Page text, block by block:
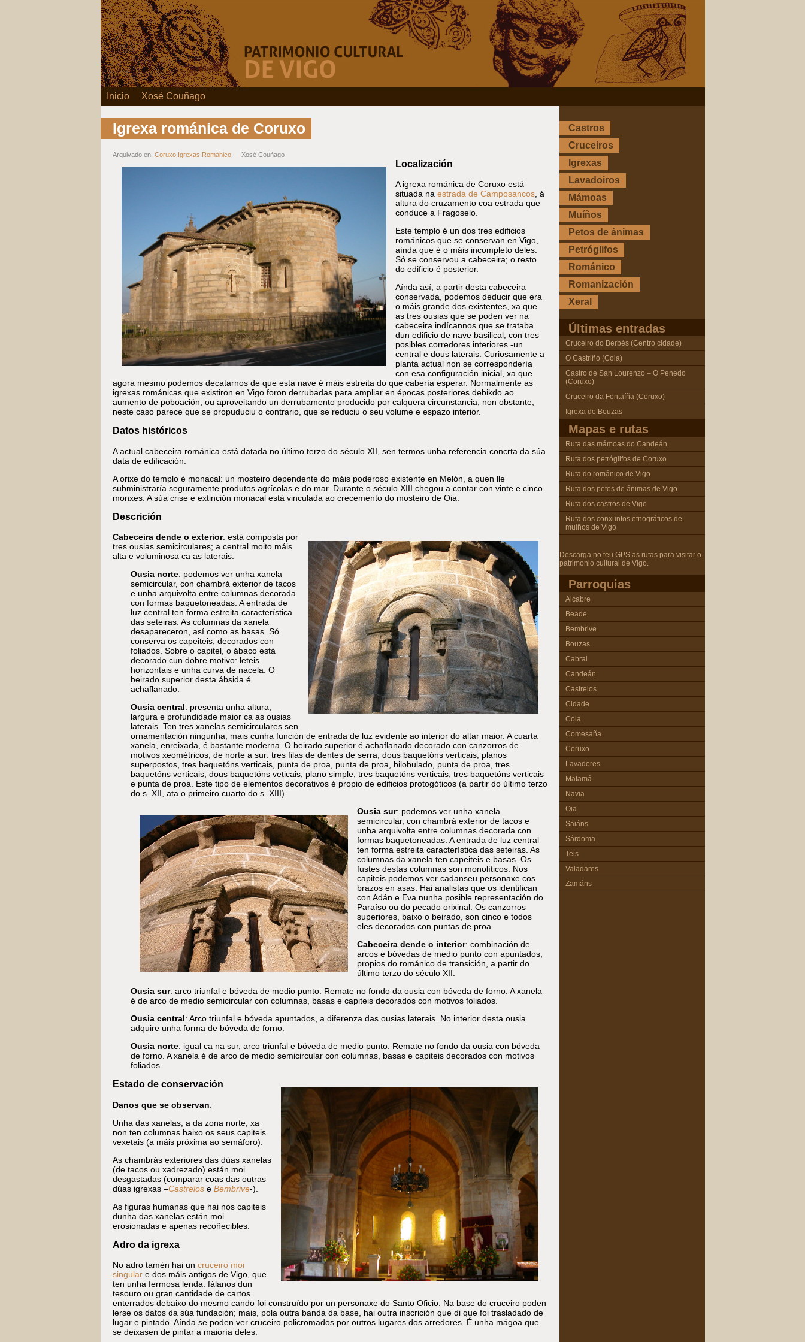
Inicio Xosé Couñago
Igrexa románica de Coruxo
Arquivado en: Coruxo, Igrexas Románico— Xosé Couñago
Localización
A igrexa románica de Coruxo está
situada na estrada de Camposancos, á
altura do cruzamento coa estrada que
conduce a Fragoselo.
Este templo é un dos tres edificios
románicos que se conservan en Vigo,
aínda que é o máis incompleto deles.
Só se conservou a cabeceira; o resto
do edificio é posterior.
Aínda así, a partir desta cabeceira
conservada, podemos deducir que era
o máis grande dos existentes, xa que
as tres ousias que se poden ver na
cabeceira indícannos que se trataba
dun edificio de nave basilical, con tres
posibles corredores interiores -un
central e dous laterais. Curiosamente a
planta actual non se correspondería
con esa configuración inicial, xa que
agora mesmo podemos decatarnos de que esta nave é máis estreita do que cabería esperar. Normalmente as
igrexas románicas que existiron en Vigo foron derrubadas para ampliar en épocas posteriores debikdo ao
aumento de poboación, ou aproveitando un derrubamento producido por calquera circunstancia; non obstante,
neste caso parece que se propuduciu o contrario, que se reduciu o seu volume e espazo interior.
Datos históricos
A actual cabeceira románica está datada no último terzo do século XII, sen termos unha referencia concrta da súa
data de edificación.
A orixe do templo é monacal: un mosteiro dependente do máis poderoso existente en Melón, a quen lle
subministraría seguramente produtos agrícolas e do mar. Durante o século XIII chegou a contar con vinte e cinco
monxes. A súa crise e extinción monacal está vinculada ao crecemento do mosteiro de Oia.
Descrición
Cabeceira dende o exterior: está composta por
tres ousias semicirculares; a central moito máis
alta e voluminosa ca as laterais.
Ousia norte: podemos ver unha xanela
semicircular, con chambrá exterior de tacos
e unha arquivolta entre columnas decorada
con formas baquetoneadas. A entrada de
luz central ten forma estreita característica
das seteiras. As columnas da xanela
desapareceron, así como as basas. Só
conserva os capeiteis, decorados con
foliados. Sobre o capitel, o ábaco está
decorado cun dobre motivo: leteis
horizontais e unha curva de nacela. O
beirado superior desta ábsida é
achaflanado.
Ousia central: presenta unha altura,
largura e profundidade maior ca as ousias
laterais. Ten tres xanelas semicirculares sen
ornamentación ningunha, mais cunha función de entrada de luz evidente ao interior do altar maior. A cuarta
xanela, enreixada, é bastante moderna. O beirado superior é achaflanado decorado con canzorros de
motivos xeométricos, de norte a sur: tres filas de dentes de serra, dous baquetóns verticais, planos
superpostos, tres baquetóns verticais, punta de proa, punta de proa, bilobulado, punta de proa, tres
baquetóns verticais, dous baquetóns veticais, plano simple, tres baquetóns verticais, tres baquetóns verticais
e punta de proa. Este tipo de elementos decorativos é propio de edificios protogóticos (a partir do último terzo
do s. XII, ata o primeiro cuarto do s. XIII).
Ousia sur: podemos ver unha xanela
semicircular, con chambrá exterior de tacos e
unha arquivolta entre columnas decorada con
formas baquetoneadas. A entrada de luz central
ten forma estreita característica das seteiras. As
columnas da xanela ten capeiteis e basas. Os
fustes destas columnas son monolíticos. Nos
capiteis podemos ver cadanseu personaxe cos
brazos en asas. Hai analistas que os identifican
con Adán e Eva nunha posible representación do
Paraíso ou do pecado orixinal. Os canzorros
superiores, baixo o beirado, son cinco e todos
eles decorados con puntas de proa.
Cabeceira dende o interior: combinación de
arcos e bóvedas de medio punto con apuntados,
propios do románico de transición, a partir do
último terzo do século XII.
Ousia sur: arco triunfal e bóveda de medio punto. Remate no fondo da ousia con bóveda de forno. A xanela
é de arco de medio semicircular con columnas, basas e capiteis decorados con motivos foliados.
Ousia central: Arco triunfal e bóveda apuntados, a diferenza das ousias laterais. No interior desta ousia
adquire unha forma de bóveda de forno.
Ousia norte: igual ca na sur, arco triunfal e bóveda de medio punto. Remate no fondo da ousia con bóveda
de forno. A xanela é de arco de medio semicircular con columnas, basas e capiteis decorados con motivos
foliados.
Estado de conservación
Danos que se observan:
Unha das xanelas, a da zona norte, xa
non ten columnas baixo os seus capiteis
vexetais (a máis próxima ao semáforo).
As chambrás exteriores das dúas xanelas
(de tacos ou xadrezado) están moi
desgastadas (comparar coas das outras
dúas igrexas –Castrelos e Bembrive-).
As figuras humanas que hai nos capiteis
dunha das xanelas están moi
erosionadas e apenas recoñecibles.
Adro da igrexa
No adro tamén hai un cruceiro moi
singulare dos máis antigos de Vigo, que
ten unha fermosa lenda: fálanos dun
tesouro ou gran cantidade de cartos
enterrados debaixo do mesmo cando foi construído por un personaxe do Santo Oficio. Na base do cruceiro poden
lerse os datos da súa fundación; mais, pola outra banda da base, hai outra inscrición que di que foi trasladado de
lugar e pintado. Aínda se poden ver cruceiro policromados por outros lugares dos arredores. É unha mágoa que
se deixasen de pintar a maioría deles.
Castros
Cruceiros
Igrexas
Lavadoiros
Mámoas
Muíños
Petos de ánimas
Petróglifos
Románico
Romanización
Xeral
Últimas entradas
Cruceiro do Berbés (Centro cidade)
O Castriño (Coia)
Castro de San Lourenzo – O Penedo
(Coruxo)
Cruceiro da Fontaíña (Coruxo)
Igrexa de Bouzas
Mapas e rutas
Ruta das mámoas do Candeán
Ruta dos petróglifos de Coruxo
Ruta do románico de Vigo
Ruta dos petos de ánimas de Vigo
Ruta dos castros de Vigo
Ruta dos conxuntos etnográficos de
muíños de Vigo
Descarga no teu GPS as rutas para visitar o
patrimonio cultural de Vigo.
Parroquias
Alcabre
Beade
Bembrive
Bouzas
Cabral
Candeán
Castrelos
Cidade
Coia
Comesaña
Coruxo
Lavadores
Matamá
Navia
Oia
Saiáns
Sárdoma
Teis
Valadares
Zamáns